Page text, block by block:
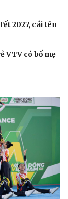
2027, cái tên
VTV có bố mẹ